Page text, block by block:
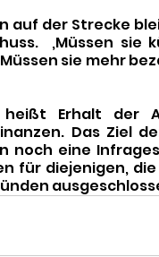
auf der Strecke
‚Müssen sie
sie mehr
heißt Erhalt der
Das Ziel
noch eine
für diejenigen,